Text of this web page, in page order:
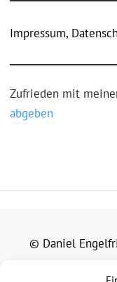
Impressum,
Zufrieden mit
abgeben
© Daniel